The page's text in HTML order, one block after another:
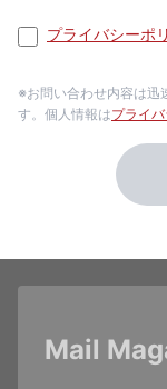
プライバシーポ
※お問い合わせ内容は迅
す。個人情報はプライ
Mail